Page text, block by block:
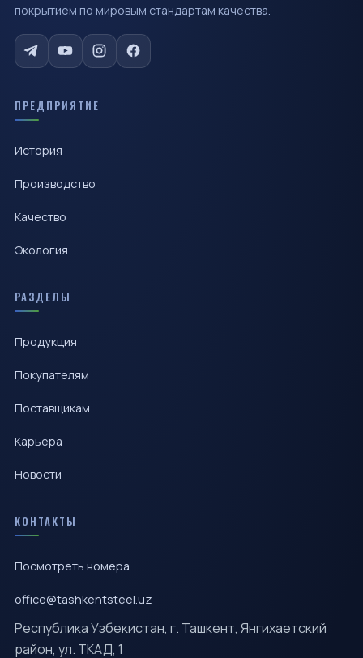
покрытием по мировым стандартам качества.
ПРЕДПРИЯТИЕ
История
Производство
Качество
Экология
РАЗДЕЛЫ
Продукция
Покупателям
Поставщикам
Карьера
Новости
КОНТАКТЫ
Посмотреть номера
office@tashkentsteel.uz
Республика Узбекистан, г. Ташкент, Янгихаетский
район, ул. ТКАД, 1